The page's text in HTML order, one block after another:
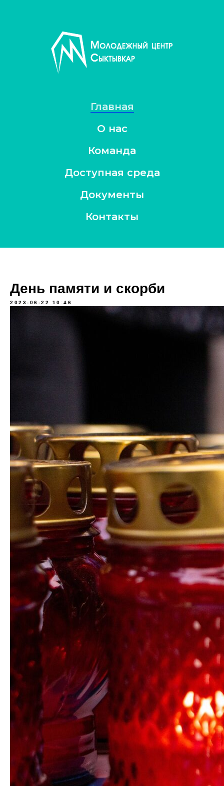
Главная
О нас
Команда
Доступная среда
Документы
Контакты
День памяти и скорби
2023-06-22 10:46